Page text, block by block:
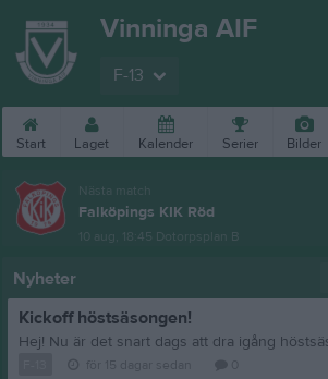
Vinninga AIF
F-13
Start Laget Kalender Serier Bilder
Nästa match
Falköpings KIK Röd
10 aug, 18:45 Dotorpsplan B
Nyheter
Kickoff höstsäsongen!